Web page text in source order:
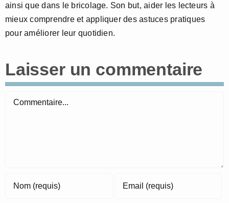
ainsi que dans le bricolage. Son but, aider les lecteurs à
mieux comprendre et appliquer des astuces pratiques
pour améliorer leur quotidien.
Laisser un commentaire
Commentaire